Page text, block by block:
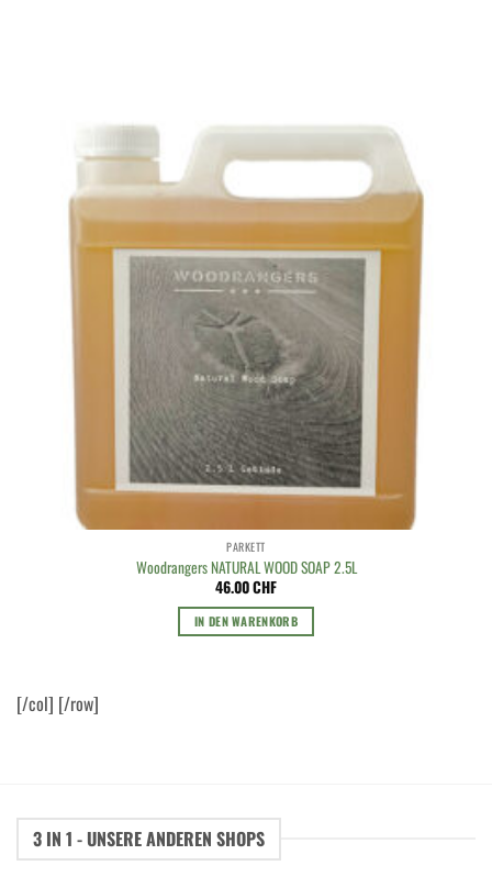
PARKETT
Woodrangers NATURAL WOOD SOAP 2.5L
46.00CHF
IN DEN WARENKORB
[/col] [/row]
3 IN 1 - UNSERE ANDEREN SHOPS